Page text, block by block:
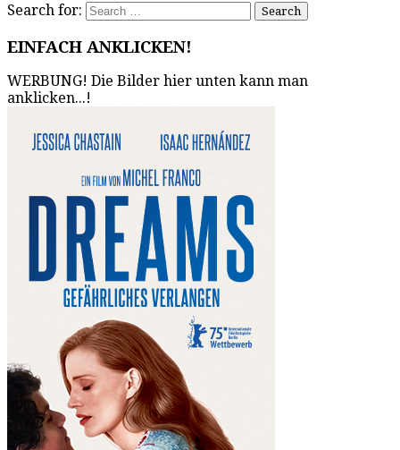
Search for:
EINFACH ANKLICKEN!
WERBUNG! Die Bilder hier unten kann man
anklicken...!